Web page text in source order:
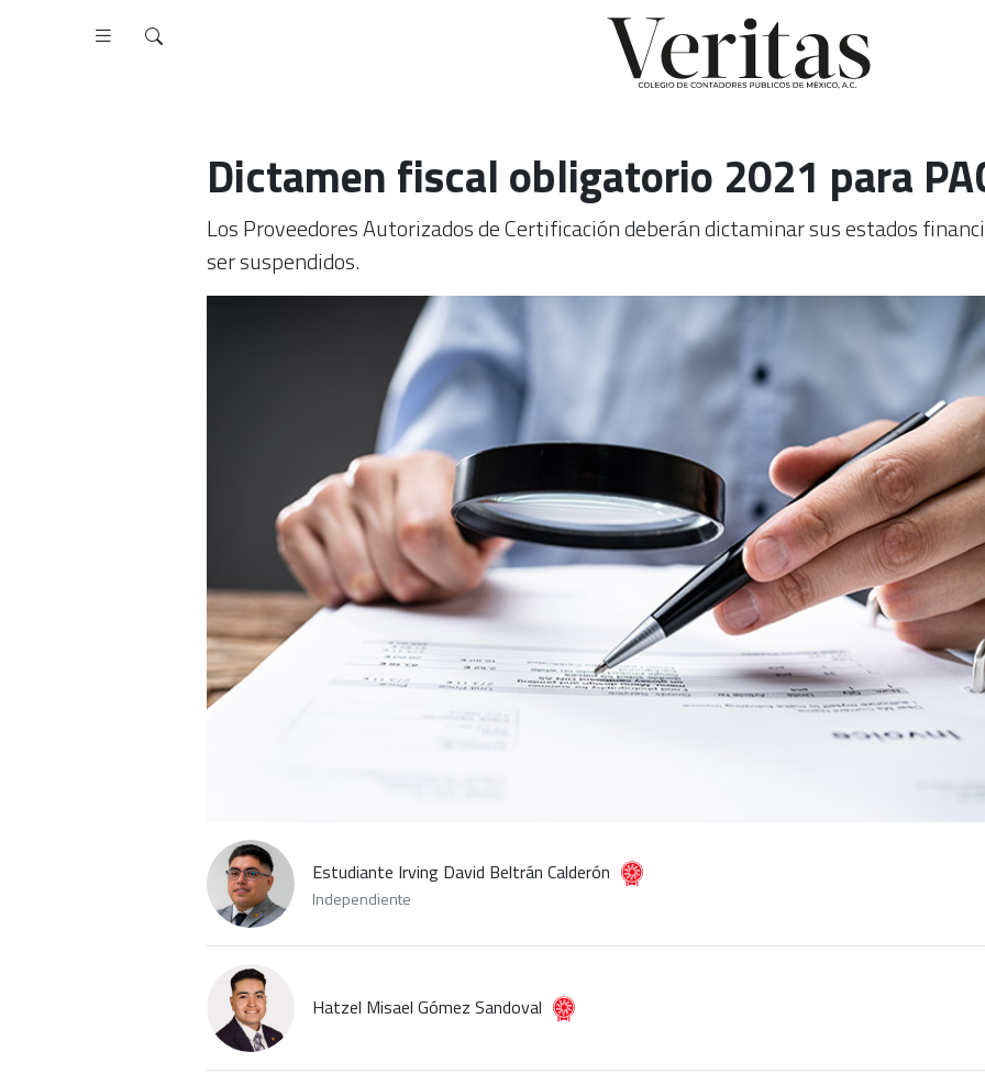
Dictamen fiscal obligatorio 2021 para
Los Proveedores Autorizados de Certificación deberán dictaminar sus estados
ser suspendidos.
Estudiante Irving David Beltrán Calderón
Independiente
Hatzel Misael Gómez Sandoval